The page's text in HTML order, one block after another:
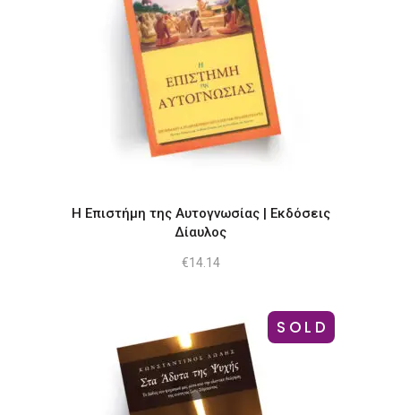
Η Επιστήμη της Αυτογνωσίας | Εκδόσεις
Δίαυλος
€14.14
SOLD